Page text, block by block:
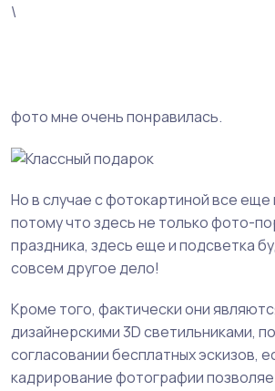
\
фото мне очень понравилась.
Но в случае с фотокартиной все
потому что здесь не только фото-
праздника, здесь еще и подсветка
совсем другое дело!
Кроме того, фактически они
дизайнерскими 3D светильниками,
согласовании бесплатных эскизов,
кадрирование фотографии